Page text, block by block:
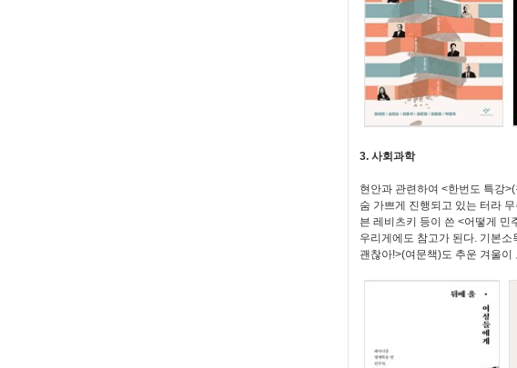
3. 사회과학
현안과 관련하여 <한번도 특강
숨 가쁘게 진행되고 있는 터라
븐 레비츠키 등이 쓴 <어떻게
우리게에도 참고가 된다. 기본
괜찮아!>(여문책)도 추운 겨울